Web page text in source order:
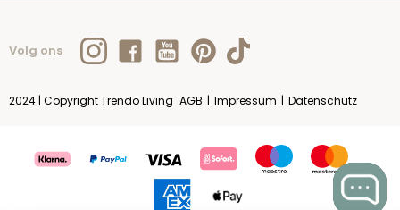
Volg ons
2024 | Copyright Trendo Living AGB | Impressum | Datenschutz